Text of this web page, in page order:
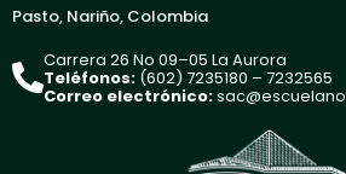
Pasto, Nariño, Colombia
Carrera 26 No 09–05 La Aurora
Teléfonos: (602) 7235180 – 7232565
Correo electrónico: